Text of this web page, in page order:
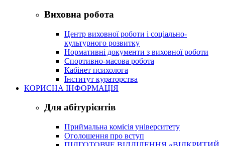
Виховна робота
Центр виховної роботи і соціально-
культурного розвитку
Нормативні документи з виховної роботи
Спортивно-масова робота
Кабінет психолога
Інститут кураторства
КОРИСНА ІНФОРМАЦІЯ
Для абітурієнтів
Приймальна комісія університету
Оголошення про вступ